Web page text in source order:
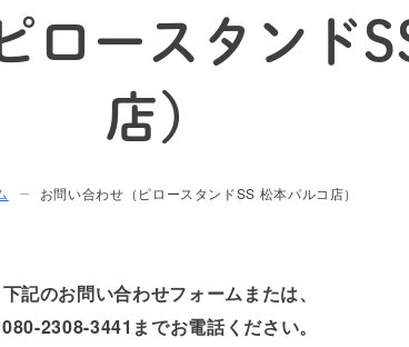
ロースタンド
店）
お問い合わせ（ピロースタンドSS 松本パルコ店）
下記のお問い合わせフォームまたは、
080-2308-3441 までお電話ください。